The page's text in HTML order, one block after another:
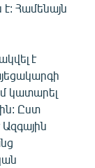
է: Համենայն
է
կատարել
Ըստ